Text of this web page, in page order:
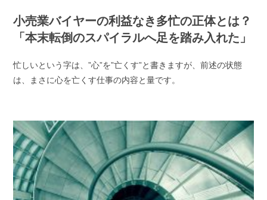
小売業バイヤーの利益なき多忙の正体とは？
「本末転倒のスパイラルへ足を踏み入れた」
忙しいという字は、”心”を”亡くす”と書きますが、前述の状態
は、まさに心を亡くす仕事の内容と量です。